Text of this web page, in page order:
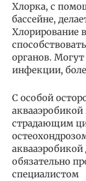
Хлорка, с
бассейне,
Хлорирование
органов.
инфекции,
С особой
страдающим
обязательно
специалистом